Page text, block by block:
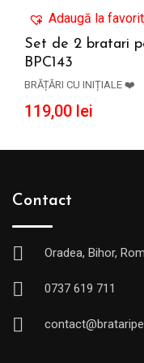
Adaugă la
Set de 2 bratari
BPC143
BRĂȚĂRI CU INIȚIALE ❤️
119,00 lei
Contact
Oradea, Bihor,
0737 619 711